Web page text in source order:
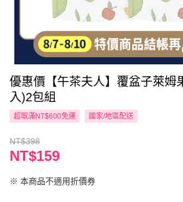
優惠價【午茶夫人】覆盆子萊姆
入)2包組
超取滿NT$600免運 國家/地區配送
NT$398
NT$159
※ 本商品不適用折價券